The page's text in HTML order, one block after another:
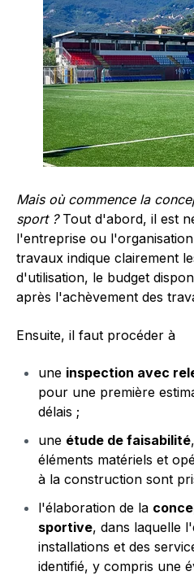
Mais où commence la
sport ?Tout d'abord, il est
l'entreprise ou
travaux indique clairement
d'utilisation, le budget
après l'achèvement des
Ensuite, il faut procéder à
une inspection avec
pour une première
délais ;
une étude de faisabilité
éléments matériels et
à la construction sont
l'élaboration de la
sportive, dans laquelle
installations et des
identifié, y compris une